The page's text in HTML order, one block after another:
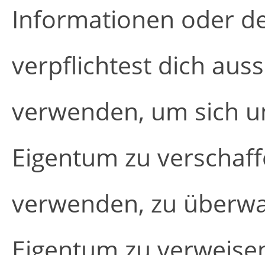
Informationen oder
verpflichtest dich
verwenden, um sich
Eigentum zu
verwenden, zu